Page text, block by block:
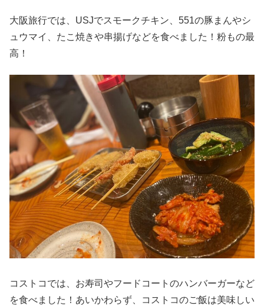
大阪旅行では、USJでスモークチキン、551の豚まんやシ
ュウマイ、たこ焼きや串揚げなどを食べました！粉もの最
高！
コストコでは、お寿司やフードコートのハンバーガーなど
を食べました！あいかわらず、コストコのご飯は美味しい